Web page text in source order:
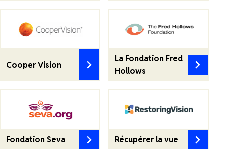
Cooper Vision
La Fondation Fred
Hollows
Fondation Seva Récupérer la vue